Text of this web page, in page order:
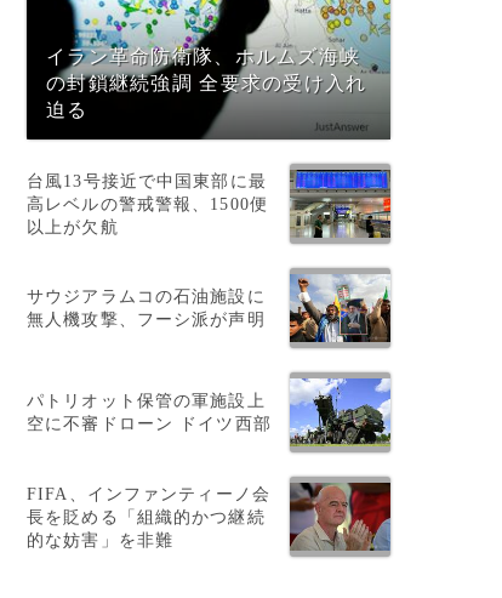
イラン革命防衛隊、ホルムズ海峡
の封鎖継続強調 全要求の受け入れ
迫る
台風13号接近で中国東部に最
高レベルの警戒警報、1500便
以上が欠航
サウジアラムコの石油施設に
無人機攻撃、フーシ派が声明
パトリオット保管の軍施設上
空に不審ドローン ドイツ西部
FIFA、インファンティーノ会
長を貶める「組織的かつ継続
的な妨害」を非難